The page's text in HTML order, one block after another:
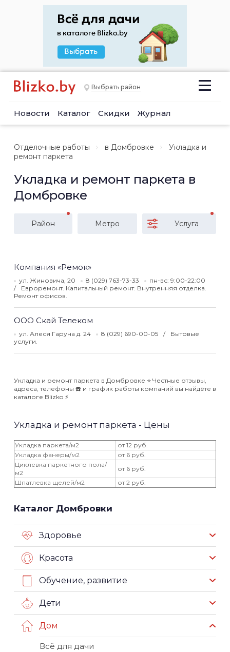
Выбрать район
Новости Каталог Скидки Журнал
Отделочные работы в Домбровке
Укладка и
ремонт паркета
Укладка и ремонт паркета в
Домбровке
Район Метро Услуга
Компания «Ремок»
ул. Жиновича, 20 8 (029) 763-73-33
пн-вс: 9:00-22:00
Евроремонт. Капитальный ремонт. Внутренняя отделка.
Ремонт офисов.
ООО Скай Телеком
ул. Алеся Гаруна д. 24 8 (029) 690-00-05
Бытовые
услуги.
Укладка и ремонт паркета в Домбровке ⭐️ Честные отзывы,
адреса, телефоны ☎️ и график работы компаний вы найдёте в
каталоге Blizko ⚡️
Укладка и ремонт паркета - Цены
Укладка паркета/м2
от 12 руб.
Укладка фанеры/м2
от 6 руб.
Циклевка паркетного пола/
м2
от 6 руб.
Шпатлевка щелей/м2
от 2 руб.
Каталог Домбровки
Здоровье
Красота
Обучение, развитие
Дети
Дом
Всё для дачи